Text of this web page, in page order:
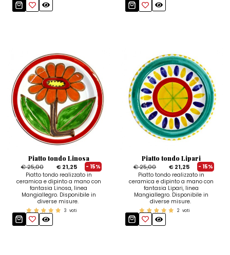
Piatto tondo Linosa
€ 25,00
€ 21,25
- 15%
Piatto tondo realizzato in
ceramica e dipinto a mano con
fantasia Linosa, linea
Mangiallegro. Disponibile in
diverse misure.
3 voti
Piatto tondo Lipari
€ 25,00
€ 21,25
- 15%
Piatto tondo realizzato in
ceramica e dipinto a mano con
fantasia Lipari, linea
Mangiallegro. Disponibile in
diverse misure.
2 voti